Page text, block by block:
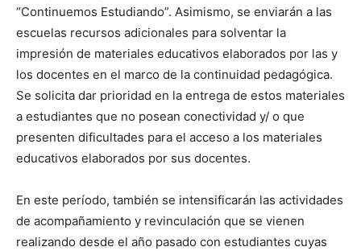
“Continuemos Estudiando”. Asimismo, se enviarán a las
escuelas recursos adicionales para solventar la
impresión de materiales educativos elaborados por las y
los docentes en el marco de la continuidad pedagógica.
Se solicita dar prioridad en la entrega de estos materiales
a estudiantes que no posean conectividad y/ o que
presenten dificultades para el acceso a los materiales
educativos elaborados por sus docentes.
En este período, también se intensificarán las actividades
de acompañamiento y revinculación que se vienen
realizando desde el año pasado con estudiantes cuyas